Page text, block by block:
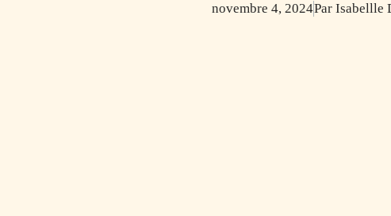
novembre 4, 2024Par Isabellle